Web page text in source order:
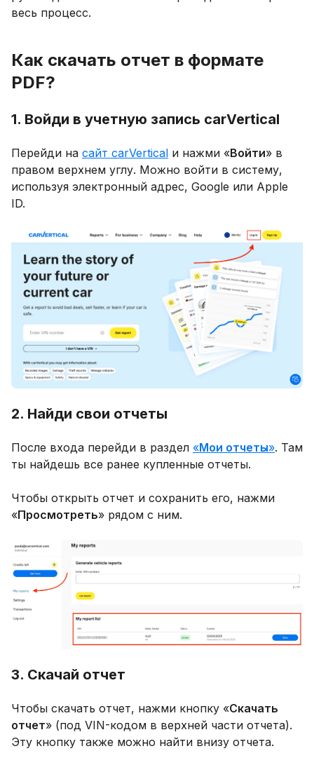
весь процесс.
Как скачать отчет в формате
PDF?
1. Войди в учетную запись carVertical
Перейди на сайт carVertical и нажми «Войти» в
правом верхнем углу. Можно войти в систему,
используя электронный адрес, Google или Apple
ID.
2. Найди свои отчеты
После входа перейди в раздел «Мои отчеты». Там
ты найдешь все ранее купленные отчеты.
Чтобы открыть отчет и сохранить его, нажми
«Просмотреть» рядом с ним.
3. Скачай отчет
Чтобы скачать отчет, нажми кнопку «Скачать
отчет» (под VIN-кодом в верхней части отчета).
Эту кнопку также можно найти внизу отчета.